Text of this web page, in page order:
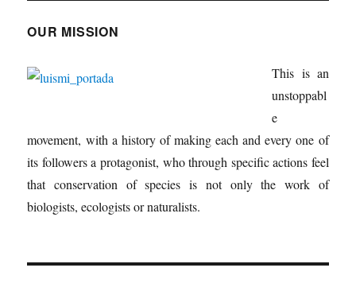
OUR MISSION
This is an
unstoppabl
e
movement, with a history of making each and every one of
its followers a protagonist, who through specific actions feel
that conservation of species is not only the work of
biologists, ecologists or naturalists.